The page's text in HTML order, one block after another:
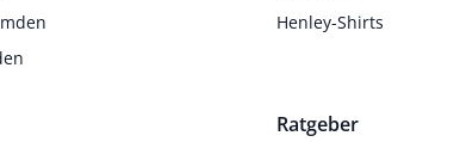
Henley-Shirts
Ratgeber